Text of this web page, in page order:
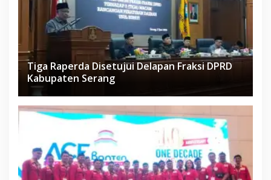
Tiga Raperda Disetujui Delapan Fraksi DPRD
Kabupaten Serang